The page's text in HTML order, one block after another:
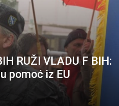
RUŽI VLADU F BIH:
pomoć iz EU